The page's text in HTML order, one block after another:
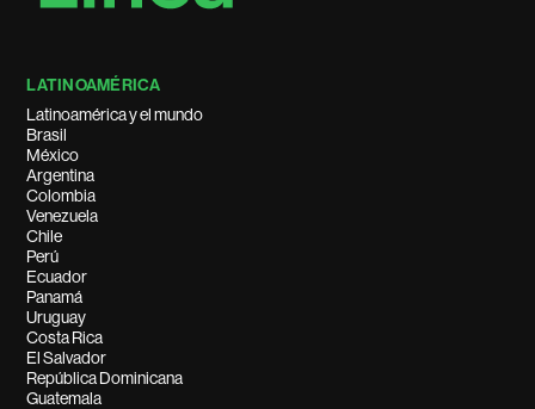
LATINOAMÉRICA
Latinoamérica y el mundo
Brasil
México
Argentina
Colombia
Venezuela
Chile
Perú
Ecuador
Panamá
Uruguay
Costa Rica
El Salvador
República Dominicana
Guatemala